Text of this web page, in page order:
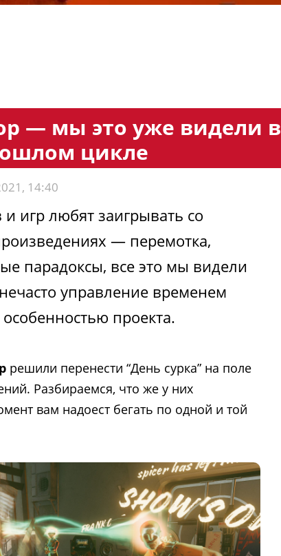
— мы это уже видели в
цикле
14:40
игр любят заигрывать со
— перемотка,
парадоксы, все это мы видели
управление временем
проекта.
решили перенести “День сурка” на поле
Разбираемся, что же у них
вам надоест бегать по одной и той